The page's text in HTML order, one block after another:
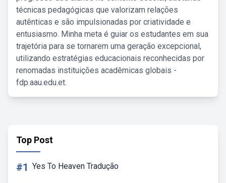
técnicas pedagógicas que valorizam relações
autênticas e são impulsionadas por criatividade e
entusiasmo. Minha meta é guiar os estudantes em sua
trajetória para se tornarem uma geração excepcional,
utilizando estratégias educacionais reconhecidas por
renomadas instituições acadêmicas globais -
fdp.aau.edu.et.
Top Post
#1 Yes To Heaven Tradução